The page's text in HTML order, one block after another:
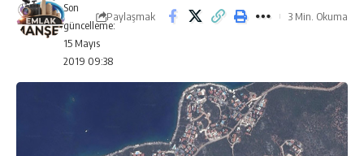
Son
güncelleme:
15 Mayıs
2019 09:38
Paylaşmak 3 Min. Okuma